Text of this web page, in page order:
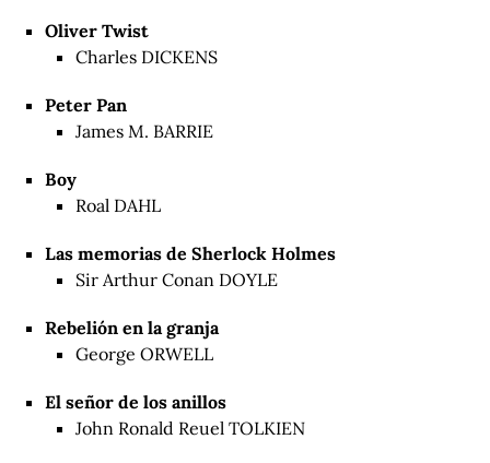
Oliver Twist
Charles DICKENS
Peter Pan
James M. BARRIE
Boy
Roal DAHL
Las memorias de Sherlock Holmes
Sir Arthur Conan DOYLE
Rebelión en la granja
George ORWELL
El señor de los anillos
John Ronald Reuel TOLKIEN